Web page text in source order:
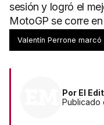
sesión y logró el
MotoGP se corre
todo
Valentín Perrone
Por El
Publicado